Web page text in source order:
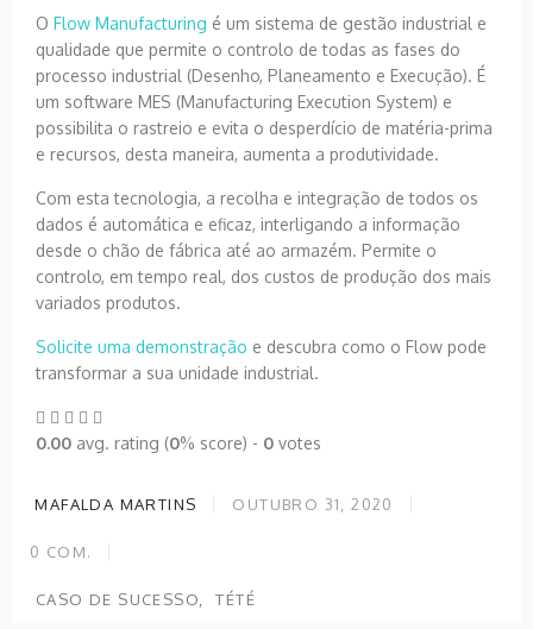
O Flow Manufacturing é um sistema de gestão industrial e
qualidade que permite o controlo de todas as fases do
processo industrial (Desenho, Planeamento e Execução). É
um software MES (Manufacturing Execution System) e
possibilita o rastreio e evita o desperdício de matéria-prima
e recursos, desta maneira, aumenta a produtividade.
Com esta tecnologia, a recolha e integração de todos os
dados é automática e eficaz, interligando a informação
desde o chão de fábrica até ao armazém. Permite o
controlo, em tempo real, dos custos de produção dos mais
variados produtos.
Solicite uma demonstração e descubra como o Flow pode
transformar a sua unidade industrial.
0.00 avg. rating (0% score) - 0 votes
MAFALDA MARTINS OUTUBRO 31, 2020
0 COM.
CASO DE SUCESSO TÉTÉ